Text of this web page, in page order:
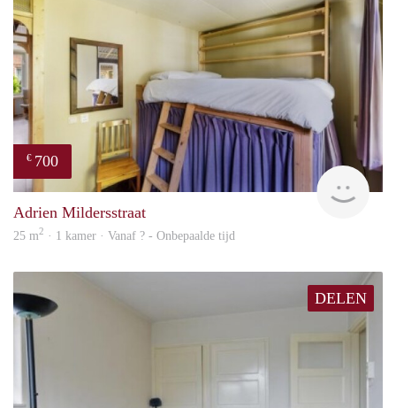
€ 700
Adrien Mildersstraat
25 m2 · 1 kamer · Vanaf ? - Onbepaalde tijd
DELEN